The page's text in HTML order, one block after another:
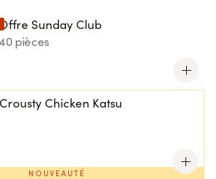
Offre Sunday Club
pièces
NOUVEAUTÉ
Crousty Chicken Katsu